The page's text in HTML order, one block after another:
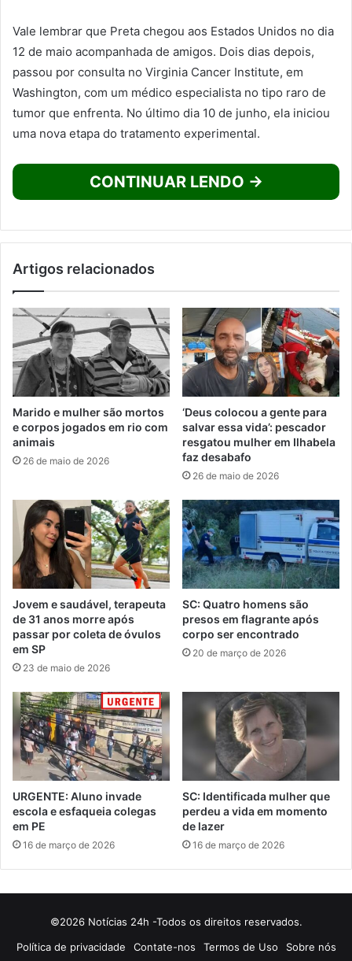
Vale lembrar que Preta chegou aos Estados Unidos no dia
12 de maio acompanhada de amigos. Dois dias depois,
passou por consulta no Virginia Cancer Institute, em
Washington, com um médico especialista no tipo raro de
tumor que enfrenta. No último dia 10 de junho, ela iniciou
uma nova etapa do tratamento experimental.
CONTINUAR LENDO →
Artigos relacionados
Marido e mulher são mortos
e corpos jogados em rio com
animais
26 de maio de 2026
‘Deus colocou a gente para
salvar essa vida’: pescador
resgatou mulher em Ilhabela
faz desabafo
26 de maio de 2026
Jovem e saudável, terapeuta
de 31 anos morre após
passar por coleta de óvulos
em SP
23 de maio de 2026
SC: Quatro homens são
presos em flagrante após
corpo ser encontrado
20 de março de 2026
URGENTE: Aluno invade
escola e esfaqueia colegas
em PE
16 de março de 2026
SC: Identificada mulher que
perdeu a vida em momento
de lazer
16 de março de 2026
©2026 Notícias 24h -Todos os direitos reservados.
Política de privacidade
Contate-nos Termos de Uso Sobre nós